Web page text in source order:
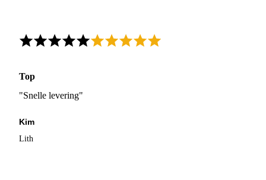
Top
"Snelle levering"
Kim
Lith